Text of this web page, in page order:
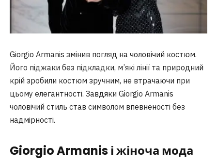
Giorgio Armanis змінив погляд на чоловічий костюм.
Його піджаки без підкладки, м’які лінії та природний
крій зробили костюм зручним, не втрачаючи при
цьому елегантності. Завдяки Giorgio Armanis
чоловічий стиль став символом впевненості без
надмірності.
Giorgio Armanis і жіноча мода